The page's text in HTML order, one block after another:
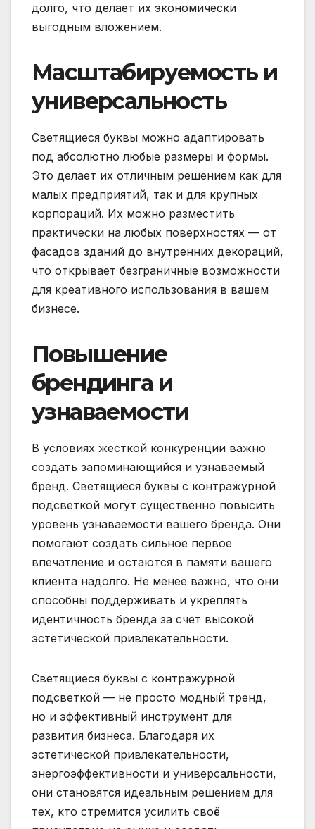
долго, что делает их экономически
выгодным вложением.
Масштабируемость и
универсальность
Светящиеся буквы можно адаптировать
под абсолютно любые размеры и формы.
Это делает их отличным решением как для
малых предприятий, так и для крупных
корпораций. Их можно разместить
практически на любых поверхностях — от
фасадов зданий до внутренних декораций,
что открывает безграничные возможности
для креативного использования в вашем
бизнесе.
Повышение
брендинга и
узнаваемости
В условиях жесткой конкуренции важно
создать запоминающийся и узнаваемый
бренд. Светящиеся буквы с контражурной
подсветкой могут существенно повысить
уровень узнаваемости вашего бренда. Они
помогают создать сильное первое
впечатление и остаются в памяти вашего
клиента надолго. Не менее важно, что они
способны поддерживать и укреплять
идентичность бренда за счет высокой
эстетической привлекательности.
Светящиеся буквы с контражурной
подсветкой — не просто модный тренд,
но и эффективный инструмент для
развития бизнеса. Благодаря их
эстетической привлекательности,
энергоэффективности и универсальности,
они становятся идеальным решением для
тех, кто стремится усилить своё